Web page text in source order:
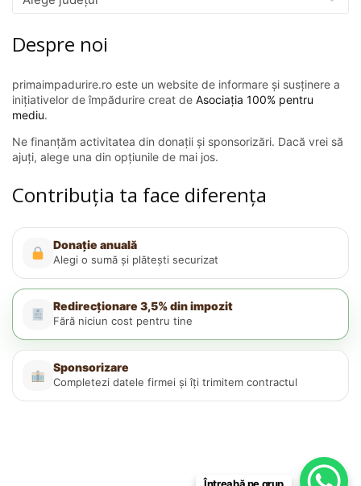
Despre noi
primaimpadurire.ro este un website de informare și susținere a
inițiativelor de împădurire creat de Asociația 100% pentru
mediu.
Ne finanțăm activitatea din donații și sponsorizări. Dacă vrei să
ajuți, alege una din opțiunile de mai jos.
Contribuția ta face diferența
Donație anuală
Alegi o sumă și plătești securizat
Redirecționare 3,5% din impozit
Fără niciun cost pentru tine
Sponsorizare
Completezi datele firmei și îți trimitem contractul